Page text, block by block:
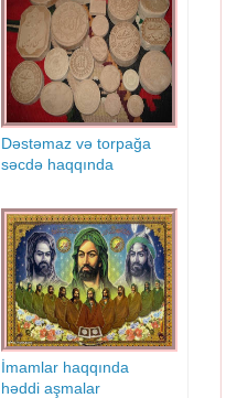
Dəstəmaz və torpağa
səcdə haqqında
İmamlar haqqında
həddi aşmalar